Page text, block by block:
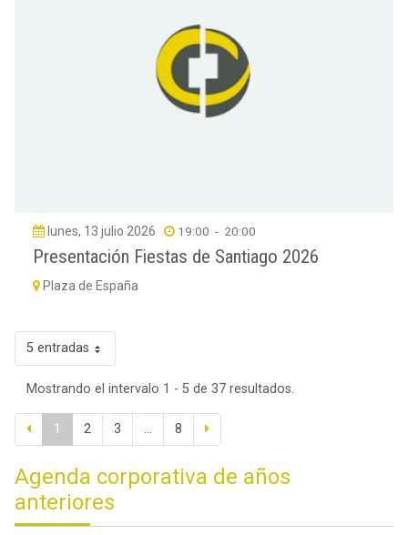
lunes, 13 julio 2026 19:00 - 20:00
Presentación Fiestas de Santiago 2026
Plaza de España
5 entradas
Mostrando el intervalo 1 - 5 de 37 resultados.
1 2 3 ... 8
Agenda corporativa de años
anteriores